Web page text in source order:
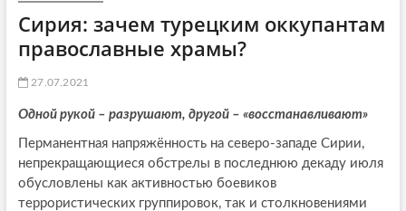
Сирия: зачем турецким оккупантам
православные храмы?
27.07.2021
Одной рукой – разрушают, другой – «восстанавливают»
Перманентная напряжённость на северо-западе Сирии,
непрекращающиеся обстрелы в последнюю декаду июля
обусловлены как активностью боевиков
террористических группировок, так и столкновениями